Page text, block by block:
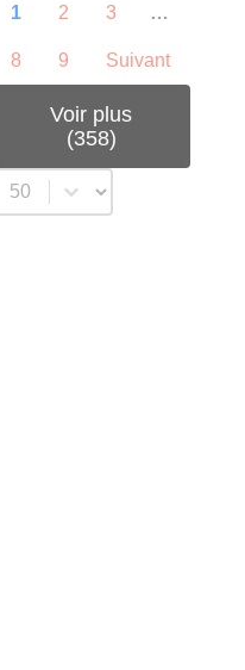
1 2 3 …
8 9 Suivant
Voir plus
(358)
Sélectionnez un nombre par page